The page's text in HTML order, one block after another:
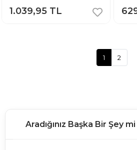
1.039,95 TL
1 2
Aradığınız Başka Bir Şey